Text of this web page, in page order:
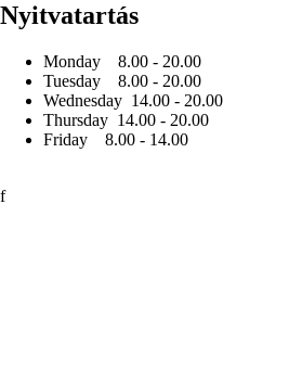
Nyitvatartás
Monday 8.00 - 20.00
Tuesday 8.00 - 20.00
Wednesday 14.00 - 20.00
Thursday 14.00 - 20.00
Friday 8.00 - 14.00
f